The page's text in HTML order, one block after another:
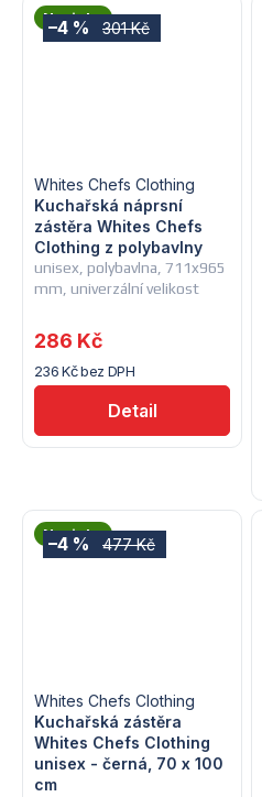
Novinka
301 Kč
–4 %
unisex, polybavlna, 711x965
mm, univerzální velikost
Kuchařská náprsní
zástěra Whites Chefs
Clothing z polybavlny
Whites Chefs Clothing
236 Kč bez DPH
286 Kč
Detail
Novinka
477 Kč
–4 %
Kuchařská zástěra
Whites Chefs Clothing
unisex - černá, 70 x 100
cm
Whites Chefs Clothing